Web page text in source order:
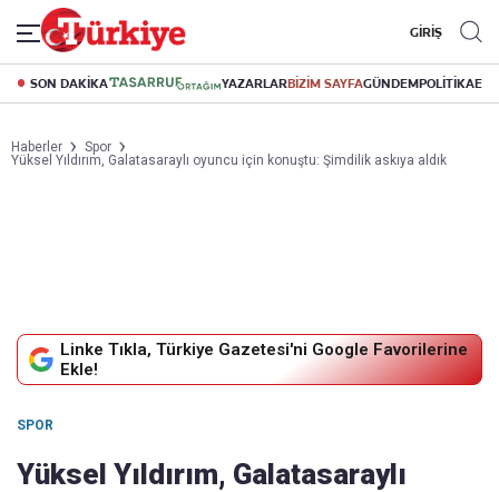
GİRİŞ
SON DAKİKA YAZARLARBİZİM SAYFAGÜNDEMPOLİTİKA
Haberler
Spor
Yüksel Yıldırım, Galatasaraylı oyuncu için konuştu: Şimdilik askıya aldık
Linke Tıkla, Türkiye Gazetesi'ni Google Favorilerine
Ekle!
SPOR
Yüksel Yıldırım, Galatasaraylı